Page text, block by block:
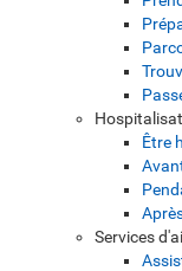
Être
Services